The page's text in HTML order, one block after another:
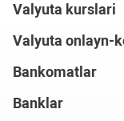
Valyuta kurslari
Valyuta onlayn-
Bankomatlar
Banklar